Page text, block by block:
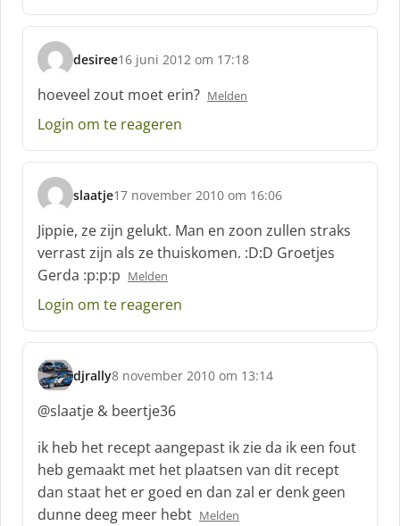
f
desiree
s
c
h
r
e
f
:
16 juni 2012 om 17:18
hoeveel zout moet erin? Melden
Login om te reageren
slaatje
s
c
h
r
e
e
:
17 november 2010 om 16:06
Jippie, ze zijn gelukt. Man en zoon zullen straks
verrast zijn als ze thuiskomen. :D:D Groetjes
Gerda :p:p:p Melden
Login om te reageren
djrally
s
c
h
r
e
f
:
8 november 2010 om 13:14
@slaatje & beertje36
ik heb het recept aangepast ik zie da ik een fout
heb gemaakt met het plaatsen van dit recept
dan staat het er goed en dan zal er denk geen
dunne deeg meer hebt Melden